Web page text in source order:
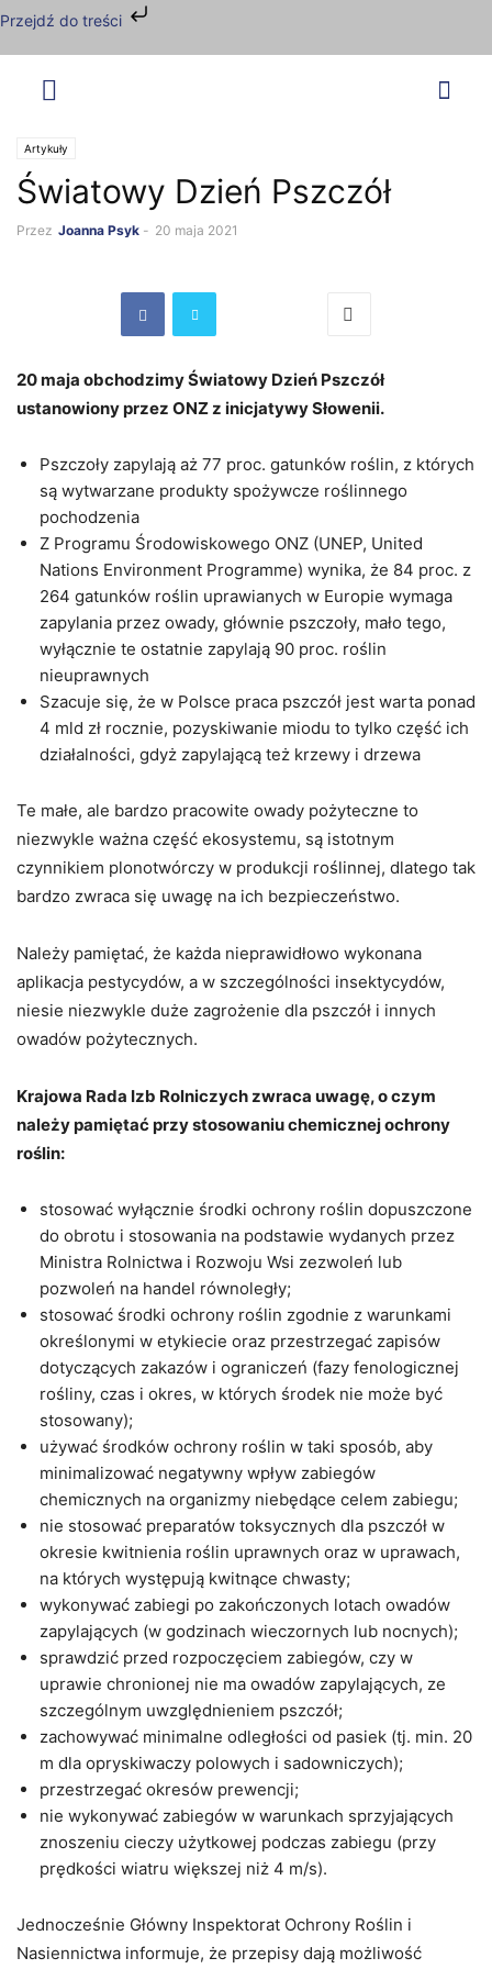
Przejdź do treści
Artykuły
Światowy Dzień Pszczół
Przez Joanna Psyk - 20 maja 2021
20 maja obchodzimy Światowy Dzień Pszczół
ustanowiony przez ONZ z inicjatywy Słowenii.
Pszczoły zapylają aż 77 proc. gatunków roślin, z których
są wytwarzane produkty spożywcze roślinnego
pochodzenia
Z Programu Środowiskowego ONZ (UNEP, United
Nations Environment Programme) wynika, że 84 proc. z
264 gatunków roślin uprawianych w Europie wymaga
zapylania przez owady, głównie pszczoły, mało tego,
wyłącznie te ostatnie zapylają 90 proc. roślin
nieuprawnych
Szacuje się, że w Polsce praca pszczół jest warta ponad
4 mld zł rocznie, pozyskiwanie miodu to tylko część ich
działalności, gdyż zapylającą też krzewy i drzewa
Te małe, ale bardzo pracowite owady pożyteczne to
niezwykle ważna część ekosystemu, są istotnym
czynnikiem plonotwórczy w produkcji roślinnej, dlatego tak
bardzo zwraca się uwagę na ich bezpieczeństwo.
Należy pamiętać, że każda nieprawidłowo wykonana
aplikacja pestycydów, a w szczególności insektycydów,
niesie niezwykle duże zagrożenie dla pszczół i innych
owadów pożytecznych.
Krajowa Rada Izb Rolniczych zwraca uwagę, o czym
należy pamiętać przy stosowaniu chemicznej ochrony
roślin:
stosować wyłącznie środki ochrony roślin dopuszczone
do obrotu i stosowania na podstawie wydanych przez
Ministra Rolnictwa i Rozwoju Wsi zezwoleń lub
pozwoleń na handel równoległy;
stosować środki ochrony roślin zgodnie z warunkami
określonymi w etykiecie oraz przestrzegać zapisów
dotyczących zakazów i ograniczeń (fazy fenologicznej
rośliny, czas i okres, w których środek nie może być
stosowany);
używać środków ochrony roślin w taki sposób, aby
minimalizować negatywny wpływ zabiegów
chemicznych na organizmy niebędące celem zabiegu;
nie stosować preparatów toksycznych dla pszczół w
okresie kwitnienia roślin uprawnych oraz w uprawach,
na których występują kwitnące chwasty;
wykonywać zabiegi po zakończonych lotach owadów
zapylających (w godzinach wieczornych lub nocnych);
sprawdzić przed rozpoczęciem zabiegów, czy w
uprawie chronionej nie ma owadów zapylających, ze
szczególnym uwzględnieniem pszczół;
zachowywać minimalne odległości od pasiek (tj. min. 20
m dla opryskiwaczy polowych i sadowniczych);
przestrzegać okresów prewencji;
nie wykonywać zabiegów w warunkach sprzyjających
znoszeniu cieczy użytkowej podczas zabiegu (przy
prędkości wiatru większej niż 4 m/s).
Jednocześnie Główny Inspektorat Ochrony Roślin i
Nasiennictwa informuje, że przepisy dają możliwość